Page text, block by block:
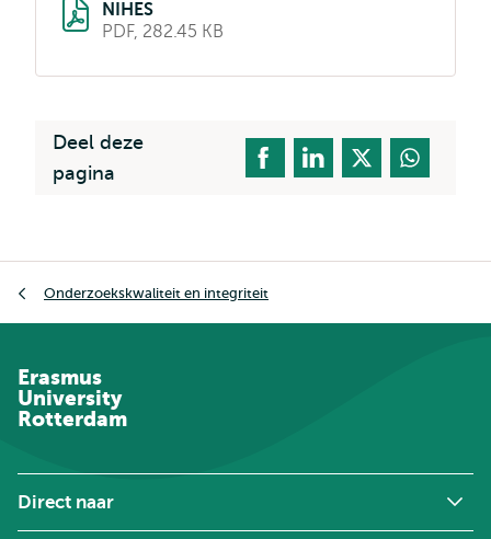
NIHES
PDF, 282.45 KB
Deel deze
pagina
Onderzoekskwaliteit en integriteit
Erasmus
University
Rotterdam
Direct naar